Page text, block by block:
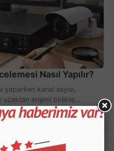
Nasıl Yapılır?
yaparken kanal sayısı,
uzaktan erişimi birlikte
yönetin.